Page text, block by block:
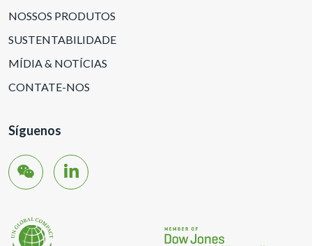
NOSSOS PRODUTOS
SUSTENTABILIDADE
MÍDIA & NOTÍCIAS
CONTATE-NOS
Síguenos